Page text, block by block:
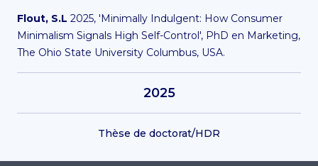
Flout, S.L 2025, 'Minimally Indulgent: How Consumer
Minimalism Signals High Self-Control', PhD en Marketing,
The Ohio State University Columbus, USA.
2025
Thèse de doctorat/HDR